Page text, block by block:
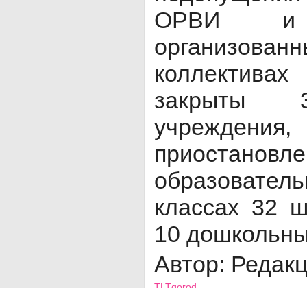
ОРВИ и
закрыты
классах 32
10
Автор: